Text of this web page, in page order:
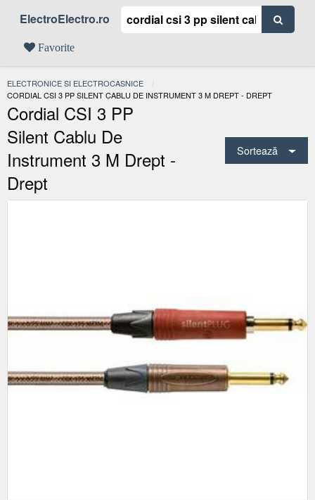
ElectroElectro.ro
Favorite
ELECTRONICE SI ELECTROCASNICE
ACTUAL:
CORDIAL CSI 3 PP SILENT CABLU DE INSTRUMENT 3 M DREPT - DREPT
Cordial CSI 3 PP
Silent Cablu De
Instrument 3 M Drept -
Drept
Sortează